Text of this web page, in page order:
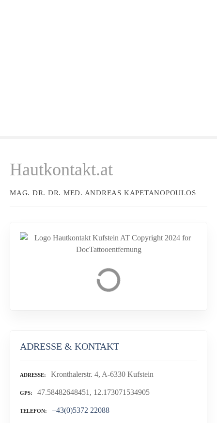
Hautkontakt.at
MAG. DR. DR. MED. ANDREAS KAPETANOPOULOS
ADRESSE & KONTAKT
ADRESSE Kronthalerstr. 4, A-6330 Kufstein
GPS 47.58482648451, 12.173071534905
TELEFON +43(0)5372 22088